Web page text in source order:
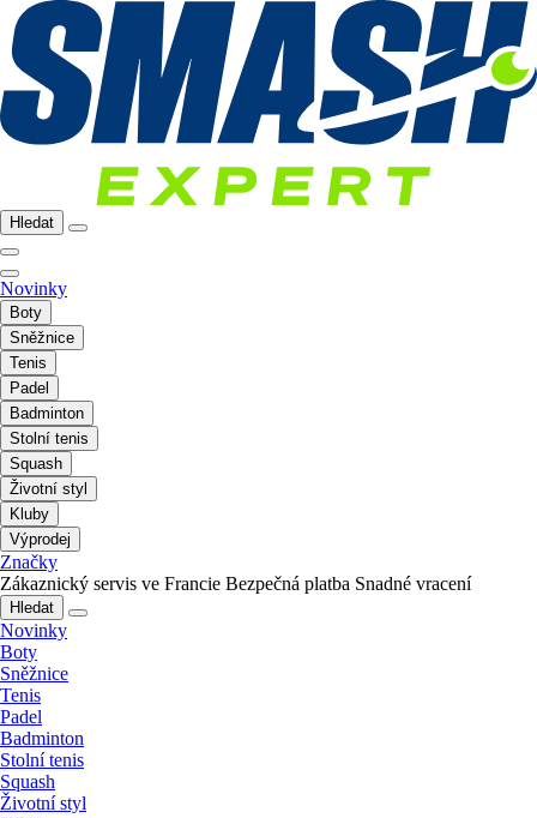
Hledat
Novinky
Boty
Sněžnice
Tenis
Padel
Badminton
Stolní tenis
Squash
Životní styl
Kluby
Výprodej
Značky
Zákaznický servis ve Francie Bezpečná platba Snadné vracení
Hledat
Novinky
Boty
Sněžnice
Tenis
Padel
Badminton
Stolní tenis
Squash
Životní styl